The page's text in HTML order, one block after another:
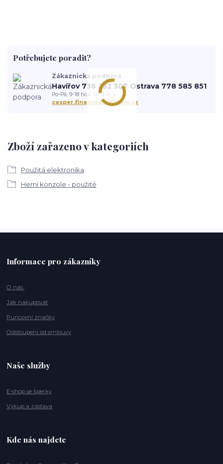
Zboží zařazeno v kategoriích
Použitá elektronika
Herní konzole - použité
Potřebujete poradit?
Zákaznická podpora
Havířov 736 232 307 Ostrava 778 585 851
Po-Pá, 9-18 hod. So 9-12 h.
casper.finance@seznam.cz
Informace pro zákazníky
O nás
Jak nakupovat
Puncovní značky
Odstoupení od smlouvy
Naše služby
E-shop se šperky
Výkup a zástava
Kde nás najdete